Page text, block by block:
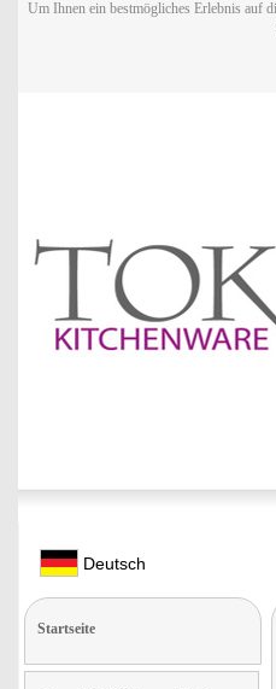
Um Ihnen ein bestmögliches Erlebnis auf
Deutsch
Startseite